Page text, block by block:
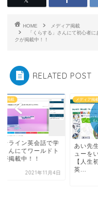
HOME
メディア掲載
「くらする」さんにて初心者
クが掲載中！！
RELATED POST
ア掲載
ンライン英会話で学
さんにてワールドト
が掲載中！！
2021年11月4日
メディア掲
あい先
ューを
【人生
英...